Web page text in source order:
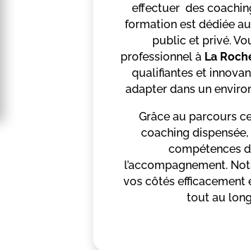
effectuer des
formation est dédiée
public et privé.
professionnel à La
qualifiantes et
adapter dans un
Grâce au parcours
coaching
compétences
l’accompagnement.
vos côtés
tout au